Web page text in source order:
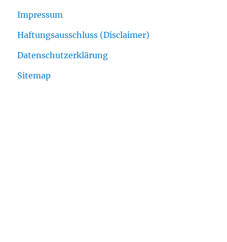
Impressum
Haftungsausschluss (Disclaimer)
Datenschutzerklärung
Sitemap